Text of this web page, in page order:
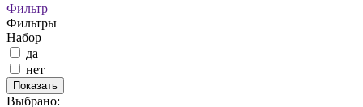
Фильтр
Фильтры
Набор
да
нет
Показать
Выбрано: